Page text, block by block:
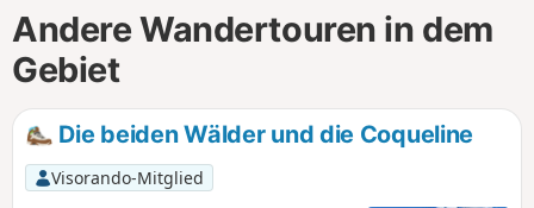
Andere Wandertouren in dem
Gebiet
Die beiden Wälder und die Coqueline
Visorando-Mitglied